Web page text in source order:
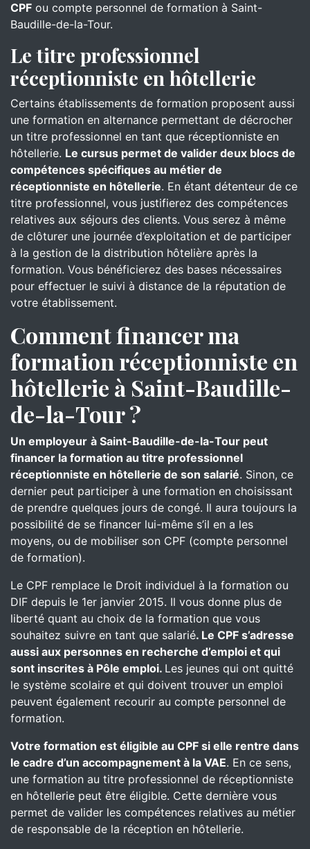
CPF ou compte personnel de formation à Saint-
Baudille-de-la-Tour.
Le titre professionnel
réceptionniste en hôtellerie
Certains établissements de formation proposent aussi
une formation en alternance permettant de décrocher
un titre professionnel en tant que réceptionniste en
hôtellerie. Le cursus permet de valider deux blocs de
compétences spécifiques au métier de
réceptionniste en hôtellerie. En étant détenteur de ce
titre professionnel, vous justifierez des compétences
relatives aux séjours des clients. Vous serez à même
de clôturer une journée d’exploitation et de participer
à la gestion de la distribution hôtelière après la
formation. Vous bénéficierez des bases nécessaires
pour effectuer le suivi à distance de la réputation de
votre établissement.
Comment financer ma
formation réceptionniste en
hôtellerie à Saint-Baudille-
de-la-Tour ?
Un employeur à Saint-Baudille-de-la-Tour peut
financer la formation au titre professionnel
réceptionniste en hôtellerie de son salarié. Sinon, ce
dernier peut participer à une formation en choisissant
de prendre quelques jours de congé. Il aura toujours la
possibilité de se financer lui-même s’il en a les
moyens, ou de mobiliser son CPF (compte personnel
de formation).
Le CPF remplace le Droit individuel à la formation ou
DIF depuis le 1er janvier 2015. Il vous donne plus de
liberté quant au choix de la formation que vous
souhaitez suivre en tant que salarié. Le CPF s’adresse
aussi aux personnes en recherche d’emploi et qui
sont inscrites à Pôle emploi. Les jeunes qui ont quitté
le système scolaire et qui doivent trouver un emploi
peuvent également recourir au compte personnel de
formation.
Votre formation est éligible au CPF si elle rentre dans
le cadre d’un accompagnement à la VAE. En ce sens,
une formation au titre professionnel de réceptionniste
en hôtellerie peut être éligible. Cette dernière vous
permet de valider les compétences relatives au métier
de responsable de la réception en hôtellerie.